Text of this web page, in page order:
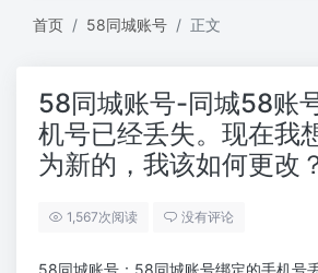
首页 58同城账号 正文
58同城账号-同城58账
机号已经丢失。现在我
为新的，我该如何更改
1,567次阅读 没有评论